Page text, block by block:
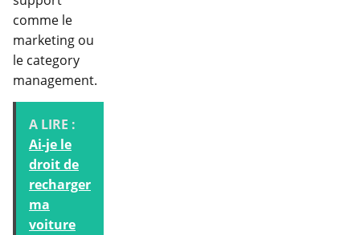
comme le
marketing ou
le category
management.
A LIRE :
Ai-je le
droit de
recharger
ma
voiture